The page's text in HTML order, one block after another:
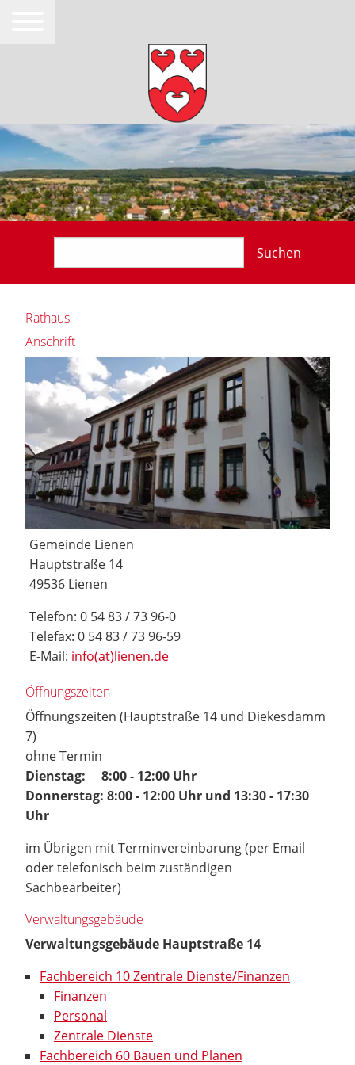
Suchen
Rathaus
Anschrift
Gemeinde Lienen
Hauptstraße 14
49536 Lienen
Telefon: 0 54 83 / 73 96-0
Telefax: 0 54 83 / 73 96-59
E-Mail: info(at)lienen.de
Öffnungszeiten
Öffnungszeiten (Hauptstraße 14 und Diekesdamm
7)
ohne Termin
Dienstag: 8:00 - 12:00 Uhr
Donnerstag: 8:00 - 12:00 Uhr und 13:30 - 17:30
Uhr
im Übrigen mit Terminvereinbarung (per Email
oder telefonisch beim zuständigen
Sachbearbeiter)
Verwaltungsgebäude
Verwaltungsgebäude Hauptstraße 14
Fachbereich 10 Zentrale Dienste/Finanzen
Finanzen
Personal
Zentrale Dienste
Fachbereich 60 Bauen und Planen